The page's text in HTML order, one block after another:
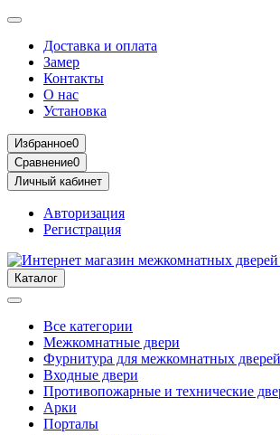
Доставка и оплата
Замер
Контакты
О нас
Установка
Избранное0
Сравнение0
Личный кабинет
Авторизация
Регистрация
Каталог
Все категории
Межкомнатные двери
Фурнитура для межкомнатных дверей
Входные двери
Противопожарные и технические
Арки
Порталы